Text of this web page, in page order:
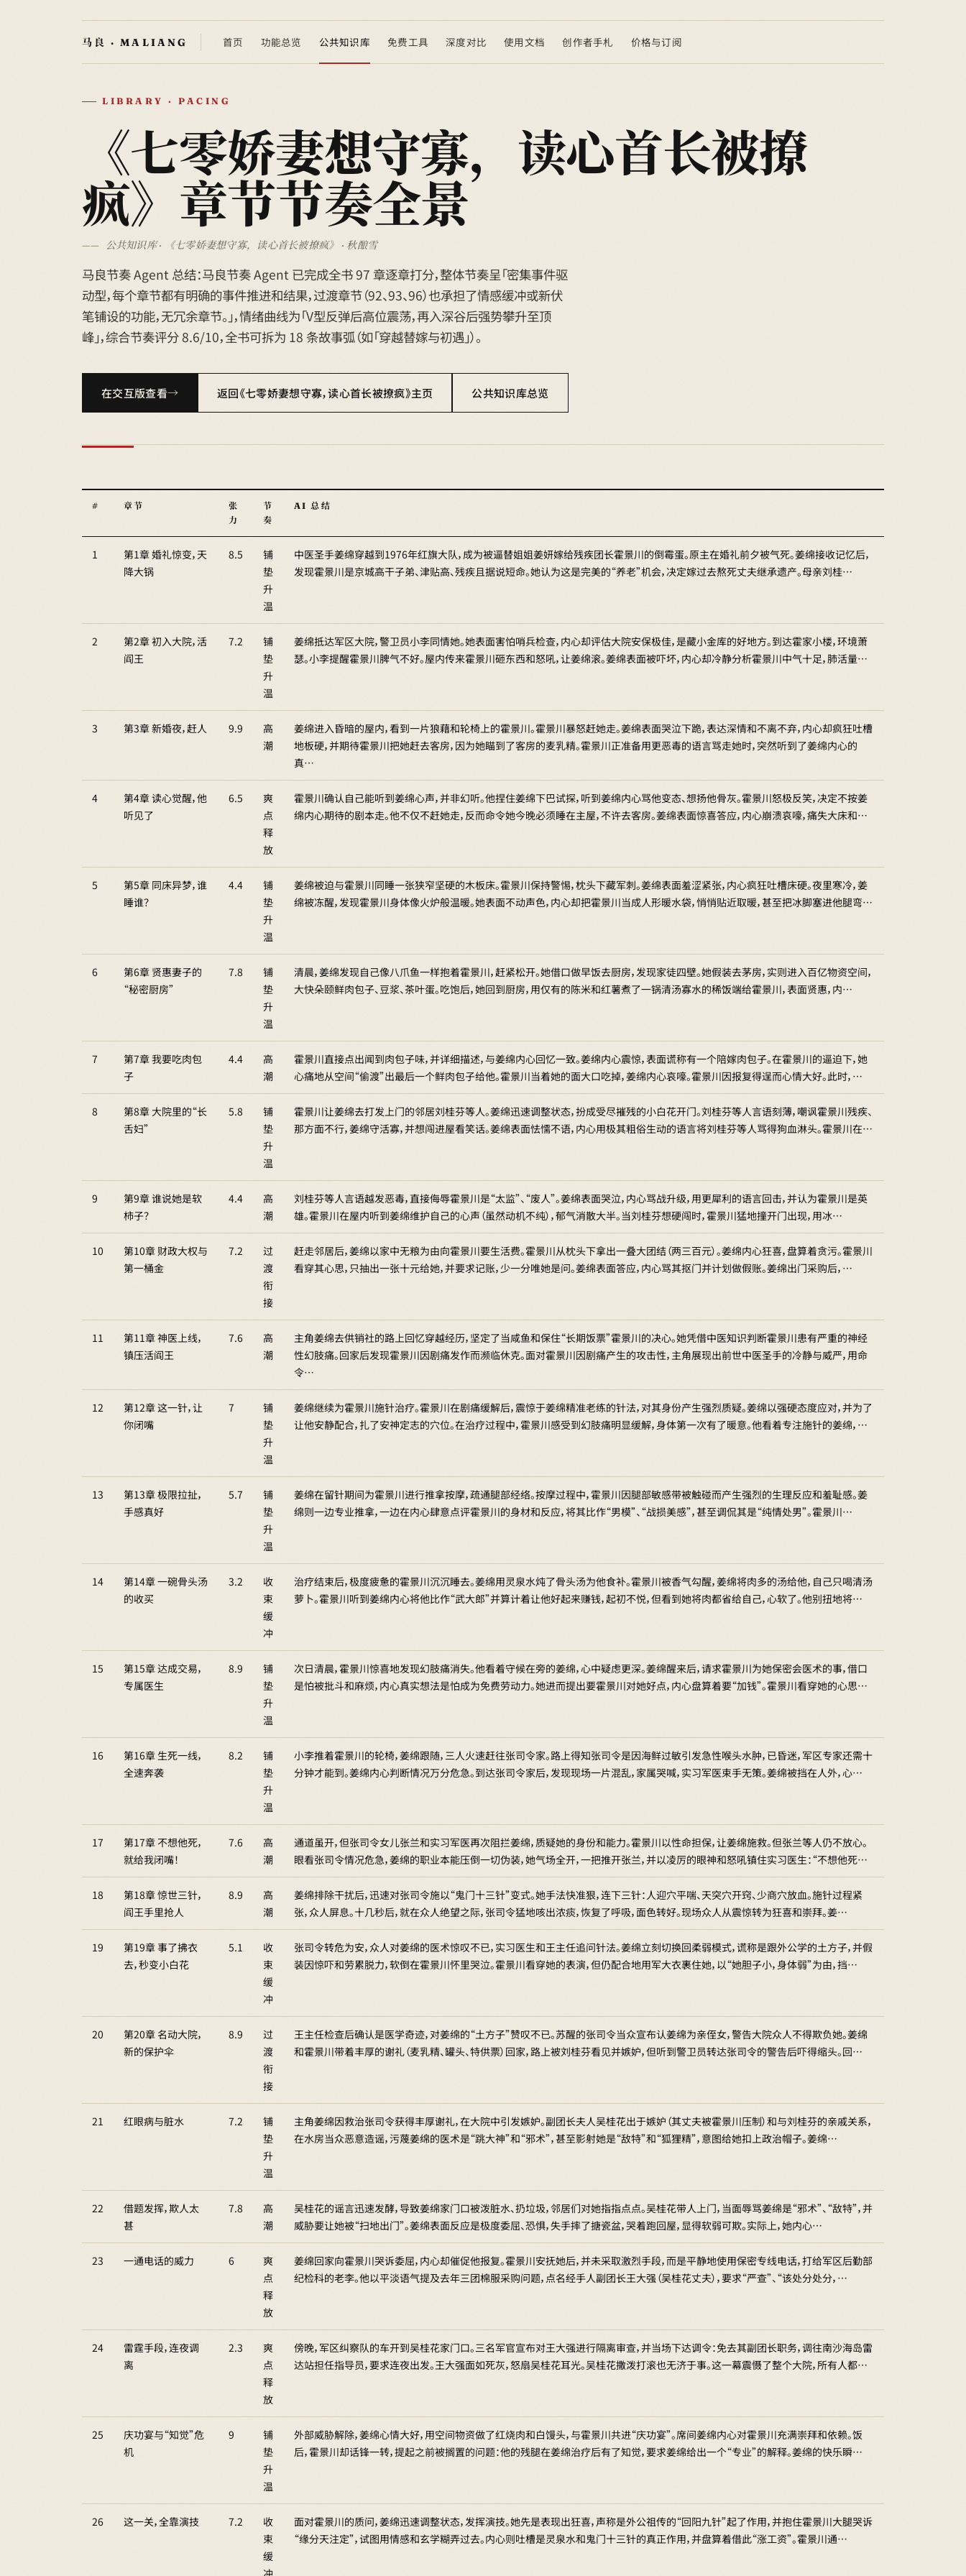
首页 功能总览 公共知识库 免费工具 深度对比 使用文档 创作者手札 价格与订阅
LIBRARY · PACING
《七零娇妻想守寡，读心首长被撩
疯》章节节奏全景
公共知识库 · 《七零娇妻想守寡，读心首长被撩疯》 · 秋酿雪
马良节奏 Agent 总结：马良节奏 Agent 已完成全书 97 章逐章打分，整体节奏呈「密集事件驱
动型，每个章节都有明确的事件推进和结果，过渡章节（92、93、96）也承担了情感缓冲或新伏
笔铺设的功能，无冗余章节。」，情绪曲线为「V型反弹后高位震荡，再入深谷后强势攀升至顶
峰」，综合节奏评分 8.6/10，全书可拆为 18 条故事弧（如「穿越替嫁与初遇」）。
在交互版查看 返回《七零娇妻想守寡，读心首长被撩疯》主页 公共知识库总览
# 章节
张
力
节
奏
AI 总结
1
第1章 婚礼惊变，天
降大锅
8.5
铺
垫
升
温
中医圣手姜绵穿越到1976年红旗大队，成为被逼替姐姐姜妍嫁给残疾团长霍景川的倒霉蛋。原主在婚礼前夕被气死。姜绵接收记忆后，
发现霍景川是京城高干子弟、津贴高、残疾且据说短命。她认为这是完美的“养老”机会，决定嫁过去熬死丈夫继承遗产。母亲刘桂…
2
第2章 初入大院，活
阎王
7.2
铺
垫
升
温
姜绵抵达军区大院，警卫员小李同情她。她表面害怕哨兵检查，内心却评估大院安保极佳，是藏小金库的好地方。到达霍家小楼，环境萧
瑟。小李提醒霍景川脾气不好。屋内传来霍景川砸东西和怒吼，让姜绵滚。姜绵表面被吓坏，内心却冷静分析霍景川中气十足，肺活量…
3 第3章 新婚夜，赶人 9.9
高
潮
姜绵进入昏暗的屋内，看到一片狼藉和轮椅上的霍景川。霍景川暴怒赶她走。姜绵表面哭泣下跪，表达深情和不离不弃，内心却疯狂吐槽
地板硬，并期待霍景川把她赶去客房，因为她瞄到了客房的麦乳精。霍景川正准备用更恶毒的语言骂走她时，突然听到了姜绵内心的
真…
4
第4章 读心觉醒，他
听见了
6.5
爽
点
释
放
霍景川确认自己能听到姜绵心声，并非幻听。他捏住姜绵下巴试探，听到姜绵内心骂他变态、想扬他骨灰。霍景川怒极反笑，决定不按姜
绵内心期待的剧本走。他不仅不赶她走，反而命令她今晚必须睡在主屋，不许去客房。姜绵表面惊喜答应，内心崩溃哀嚎，痛失大床和…
5
第5章 同床异梦，谁
睡谁？
4.4
铺
垫
升
温
姜绵被迫与霍景川同睡一张狭窄坚硬的木板床。霍景川保持警惕，枕头下藏军刺。姜绵表面羞涩紧张，内心疯狂吐槽床硬。夜里寒冷，姜
绵被冻醒，发现霍景川身体像火炉般温暖。她表面不动声色，内心却把霍景川当成人形暖水袋，悄悄贴近取暖，甚至把冰脚塞进他腿弯…
6
第6章 贤惠妻子的
“秘密厨房”
7.8
铺
垫
升
温
清晨，姜绵发现自己像八爪鱼一样抱着霍景川，赶紧松开。她借口做早饭去厨房，发现家徒四壁。她假装去茅房，实则进入百亿物资空间，
大快朵颐鲜肉包子、豆浆、茶叶蛋。吃饱后，她回到厨房，用仅有的陈米和红薯煮了一锅清汤寡水的稀饭端给霍景川，表面贤惠，内…
7
第7章 我要吃肉包
子
4.4
高
潮
霍景川直接点出闻到肉包子味，并详细描述，与姜绵内心回忆一致。姜绵内心震惊，表面谎称有一个陪嫁肉包子。在霍景川的逼迫下，她
心痛地从空间“偷渡”出最后一个鲜肉包子给他。霍景川当着她的面大口吃掉，姜绵内心哀嚎。霍景川因报复得逞而心情大好。此时，…
8
第8章 大院里的“长
舌妇”
5.8
铺
垫
升
温
霍景川让姜绵去打发上门的邻居刘桂芬等人。姜绵迅速调整状态，扮成受尽摧残的小白花开门。刘桂芬等人言语刻薄，嘲讽霍景川残疾、
那方面不行，姜绵守活寡，并想闯进屋看笑话。姜绵表面怯懦不语，内心用极其粗俗生动的语言将刘桂芬等人骂得狗血淋头。霍景川在…
9
第9章 谁说她是软
柿子？
4.4
高
潮
刘桂芬等人言语越发恶毒，直接侮辱霍景川是“太监”、“废人”。姜绵表面哭泣，内心骂战升级，用更犀利的语言回击，并认为霍景川是英
雄。霍景川在屋内听到姜绵维护自己的心声（虽然动机不纯），郁气消散大半。当刘桂芬想硬闯时，霍景川猛地撞开门出现，用冰…
10
第10章 财政大权与
第一桶金
7.2
过
渡
衔
接
赶走邻居后，姜绵以家中无粮为由向霍景川要生活费。霍景川从枕头下拿出一叠大团结（两三百元）。姜绵内心狂喜，盘算着贪污。霍景川
看穿其心思，只抽出一张十元给她，并要求记账，少一分唯她是问。姜绵表面答应，内心骂其抠门并计划做假账。姜绵出门采购后，…
11
第11章 神医上线，
镇压活阎王
7.6
高
潮
主角姜绵去供销社的路上回忆穿越经历，坚定了当咸鱼和保住“长期饭票”霍景川的决心。她凭借中医知识判断霍景川患有严重的神经
性幻肢痛。回家后发现霍景川因剧痛发作而濒临休克。面对霍景川因剧痛产生的攻击性，主角展现出前世中医圣手的冷静与威严，用命
令…
12
第12章 这一针，让
你闭嘴
7
铺
垫
升
温
姜绵继续为霍景川施针治疗。霍景川在剧痛缓解后，震惊于姜绵精准老练的针法，对其身份产生强烈质疑。姜绵以强硬态度应对，并为了
让他安静配合，扎了安神定志的穴位。在治疗过程中，霍景川感受到幻肢痛明显缓解，身体第一次有了暖意。他看着专注施针的姜绵，…
13
第13章 极限拉扯，
手感真好
5.7
铺
垫
升
温
姜绵在留针期间为霍景川进行推拿按摩，疏通腿部经络。按摩过程中，霍景川因腿部敏感带被触碰而产生强烈的生理反应和羞耻感。姜
绵则一边专业推拿，一边在内心肆意点评霍景川的身材和反应，将其比作“男模”、“战损美感”，甚至调侃其是“纯情处男”。霍景川…
14
第14章 一碗骨头汤
的收买
3.2
收
束
缓
冲
治疗结束后，极度疲惫的霍景川沉沉睡去。姜绵用灵泉水炖了骨头汤为他食补。霍景川被香气勾醒，姜绵将肉多的汤给他，自己只喝清汤
萝卜。霍景川听到姜绵内心将他比作“武大郎”并算计着让他好起来赚钱，起初不悦，但看到她将肉都省给自己，心软了。他别扭地将…
15
第15章 达成交易，
专属医生
8.9
铺
垫
升
温
次日清晨，霍景川惊喜地发现幻肢痛消失。他看着守候在旁的姜绵，心中疑虑更深。姜绵醒来后，请求霍景川为她保密会医术的事，借口
是怕被批斗和麻烦，内心真实想法是怕成为免费劳动力。她进而提出要霍景川对她好点，内心盘算着要“加钱”。霍景川看穿她的心思…
16
第16章 生死一线，
全速奔袭
8.2
铺
垫
升
温
小李推着霍景川的轮椅，姜绵跟随，三人火速赶往张司令家。路上得知张司令是因海鲜过敏引发急性喉头水肿，已昏迷，军区专家还需十
分钟才能到。姜绵内心判断情况万分危急。到达张司令家后，发现现场一片混乱，家属哭喊，实习军医束手无策。姜绵被挡在人外，心…
17
第17章 不想他死，
就给我闭嘴！
7.6
高
潮
通道虽开，但张司令女儿张兰和实习军医再次阻拦姜绵，质疑她的身份和能力。霍景川以性命担保，让姜绵施救。但张兰等人仍不放心。
眼看张司令情况危急，姜绵的职业本能压倒一切伪装，她气场全开，一把推开张兰，并以凌厉的眼神和怒吼镇住实习医生：“不想他死…
18
第18章 惊世三针，
阎王手里抢人
8.9
高
潮
姜绵排除干扰后，迅速对张司令施以“鬼门十三针”变式。她手法快准狠，连下三针：人迎穴平喘、天突穴开窍、少商穴放血。施针过程紧
张，众人屏息。十几秒后，就在众人绝望之际，张司令猛地咳出浓痰，恢复了呼吸，面色转好。现场众人从震惊转为狂喜和崇拜。姜…
19
第19章 事了拂衣
去，秒变小白花
5.1
收
束
缓
冲
张司令转危为安，众人对姜绵的医术惊叹不已，实习医生和王主任追问针法。姜绵立刻切换回柔弱模式，谎称是跟外公学的土方子，并假
装因惊吓和劳累脱力，软倒在霍景川怀里哭泣。霍景川看穿她的表演，但仍配合地用军大衣裹住她，以“她胆子小，身体弱”为由，挡…
20
第20章 名动大院，
新的保护伞
8.9
过
渡
衔
接
王主任检查后确认是医学奇迹，对姜绵的“土方子”赞叹不已。苏醒的张司令当众宣布认姜绵为亲侄女，警告大院众人不得欺负她。姜绵
和霍景川带着丰厚的谢礼（麦乳精、罐头、特供票）回家，路上被刘桂芬看见并嫉妒，但听到警卫员转达张司令的警告后吓得缩头。回…
21 红眼病与脏水 7.2
铺
垫
升
温
主角姜绵因救治张司令获得丰厚谢礼，在大院中引发嫉妒。副团长夫人吴桂花出于嫉妒（其丈夫被霍景川压制）和与刘桂芬的亲戚关系，
在水房当众恶意造谣，污蔑姜绵的医术是“跳大神”和“邪术”，甚至影射她是“敌特”和“狐狸精”，意图给她扣上政治帽子。姜绵…
22
借题发挥，欺人太
甚
7.8
高
潮
吴桂花的谣言迅速发酵，导致姜绵家门口被泼脏水、扔垃圾，邻居们对她指指点点。吴桂花带人上门，当面辱骂姜绵是“邪术”、“敌特”，并
威胁要让她被“扫地出门”。姜绵表面反应是极度委屈、恐惧，失手摔了搪瓷盆，哭着跑回屋，显得软弱可欺。实际上，她内心…
23 一通电话的威力 6
爽
点
释
放
姜绵回家向霍景川哭诉委屈，内心却催促他报复。霍景川安抚她后，并未采取激烈手段，而是平静地使用保密专线电话，打给军区后勤部
纪检科的老李。他以平淡语气提及去年三团棉服采购问题，点名经手人副团长王大强（吴桂花丈夫），要求“严查”、“该处分处分，…
24
雷霆手段，连夜调
离
2.3
爽
点
释
放
傍晚，军区纠察队的车开到吴桂花家门口。三名军官宣布对王大强进行隔离审查，并当场下达调令：免去其副团长职务，调往南沙海岛雷
达站担任指导员，要求连夜出发。王大强面如死灰，怒扇吴桂花耳光。吴桂花撒泼打滚也无济于事。这一幕震慑了整个大院，所有人都…
25
庆功宴与“知觉”危
机
9
铺
垫
升
温
外部威胁解除，姜绵心情大好，用空间物资做了红烧肉和白馒头，与霍景川共进“庆功宴”。席间姜绵内心对霍景川充满崇拜和依赖。饭
后，霍景川却话锋一转，提起之前被搁置的问题：他的残腿在姜绵治疗后有了知觉，要求姜绵给出一个“专业”的解释。姜绵的快乐瞬…
26 这一关，全靠演技 7.2
收
束
缓
冲
面对霍景川的质问，姜绵迅速调整状态，发挥演技。她先是表现出狂喜，声称是外公祖传的“回阳九针”起了作用，并抱住霍景川大腿哭诉
“缘分天注定”，试图用情感和玄学糊弄过去。内心则吐槽是灵泉水和鬼门十三针的真正作用，并盘算着借此“涨工资”。霍景川通…